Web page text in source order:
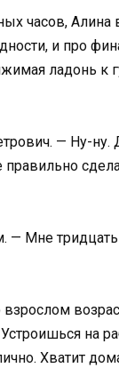
часов,
и про
ладонь к
— Ну-
Мне
на
Хватит